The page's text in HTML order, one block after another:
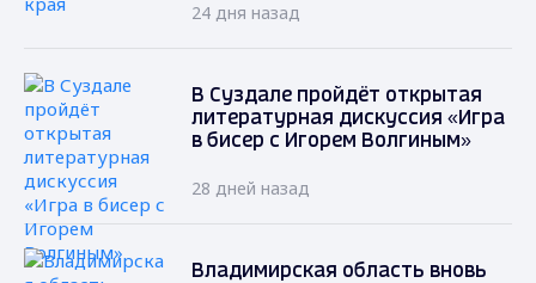
24 дня назад
В Суздале пройдёт открытая
литературная дискуссия «Игра
в бисер с Игорем Волгиным»
28 дней назад
Владимирская область вновь